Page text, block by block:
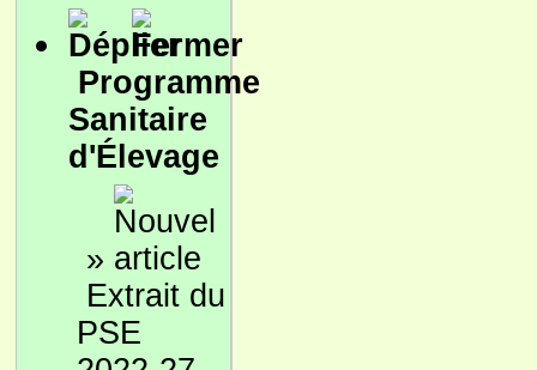
Programme
Sanitaire
d'Élevage
»
Extrait du
PSE